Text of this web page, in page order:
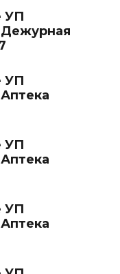
УП
УП
УП
УП